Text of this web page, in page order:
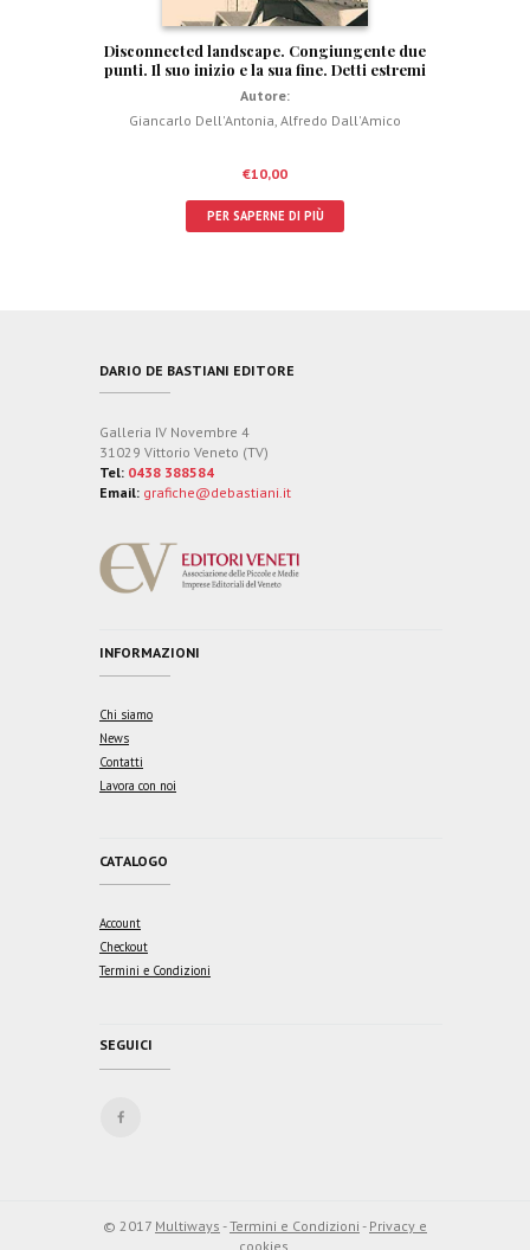
Disconnected landscape. Congiungente due
punti. Il suo inizio e la sua fine. Detti estremi
Autore:
Giancarlo Dell'Antonia, Alfredo Dall'Amico
€10,00
PER SAPERNE DI PIÙ
DARIO DE BASTIANI EDITORE
Galleria IV Novembre 4
31029 Vittorio Veneto (TV)
Tel: 0438 388584
Email: grafiche@debastiani.it
INFORMAZIONI
Chi siamo
News
Contatti
Lavora con noi
CATALOGO
Account
Checkout
Termini e Condizioni
SEGUICI
© 2017 Multiways -Termini e Condizioni - Privacy e
cookies